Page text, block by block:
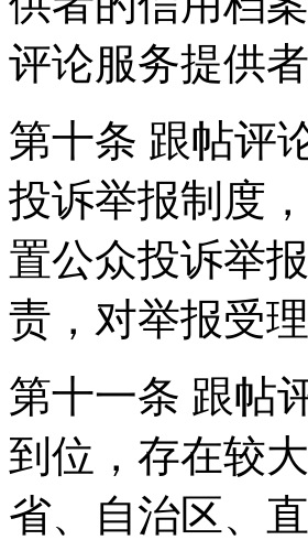
评论服务提供
第十条 跟帖评
投诉举报制度
置公众投诉举
责，对举报受
第十一条 跟帖
到位，存在较
省、自治区、